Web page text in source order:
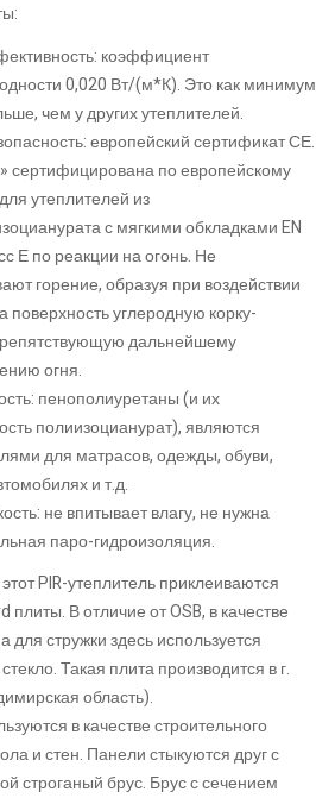
коэффициент
0,020 Вт/(м*К). Это как минимум
чем у других утеплителей.
европейский сертификат СЕ.
сертифицирована по европейскому
утеплителей из
с мягкими обкладками EN
Е по реакции на огонь. Не
горение, образуя при воздействии
поверхность углеродную корку-
дальнейшему
огня.
пенополиуретаны (и их
полиизоцианурат), являются
для матрасов, одежды, обуви,
и т.д.
не впитывает влагу, не нужна
паро-гидроизоляция.
PIR-утеплитель приклеиваются
плиты. В отличие от OSB, в качестве
для стружки здесь используется
Такая плита производится в г.
область).
в качестве строительного
и стен. Панели стыкуются друг с
строганый брус. Брус с сечением